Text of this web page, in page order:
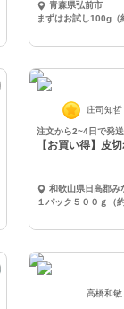
青森県弘前市
庄司知哲
注文から2~4日で発送
【お買い得】皮
和歌山県日高郡み
高橋和敏